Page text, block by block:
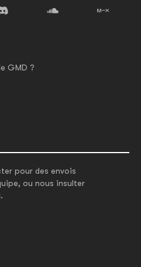
GMD ?
pour des envois
ou nous insulter